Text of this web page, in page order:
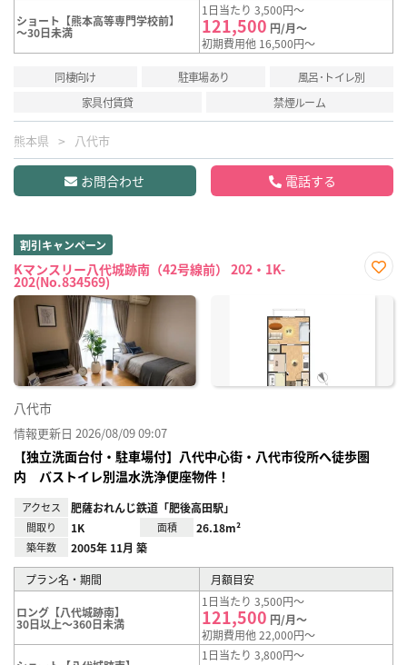
ショート【熊本高等専門学校前】
～30日未満
1日当たり 3,500円～
121,500 円/月～
初期費用他 16,500円～
同棲向け 駐車場あり
風呂･トイレ別
家具付賃貸
禁煙ルーム
熊本県 八代市
お問合わせ 電話する
割引キャンペーン
Kマンスリー八代城跡南（42号線前） 202・1K-
202(No.834569)
に入
八代市
情報更新日 2026/08/09 09:07
【独立洗面台付・駐車場付】八代中心街・八代市役所へ徒歩圏
内 バストイレ別温水洗浄便座物件！
アクセス 肥薩おれんじ鉄道「肥後高田駅」
間取り 1K 面積 26.18m²
築年数 2005年 11月 築
プラン名・期間 月額目安
ロング【八代城跡南】
30日以上～360日未満
1日当たり 3,500円～
121,500 円/月～
初期費用他 22,000円～
1日当たり 3,800円～